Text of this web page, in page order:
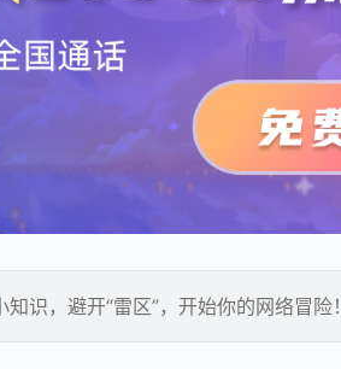
识，避开“雷区”，开始你的网络冒险！